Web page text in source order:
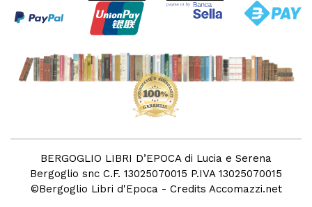
BERGOGLIO LIBRI D’EPOCA di Lucia e Serena
Bergoglio snc C.F. 13025070015 P.IVA 13025070015
©Bergoglio Libri d'Epoca - Credits Accomazzi.net